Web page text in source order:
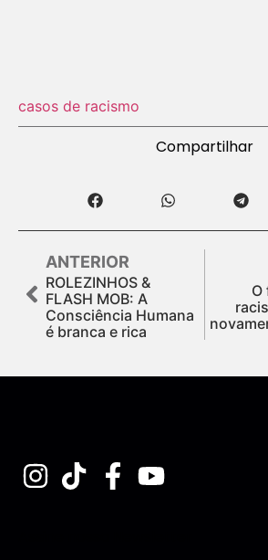
casos de racismo
Compartilhar
ANTERIOR
ROLEZINHOS &
FLASH MOB: A
Consciência Humana
é branca e rica
O